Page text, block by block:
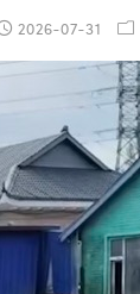
2026-07-31